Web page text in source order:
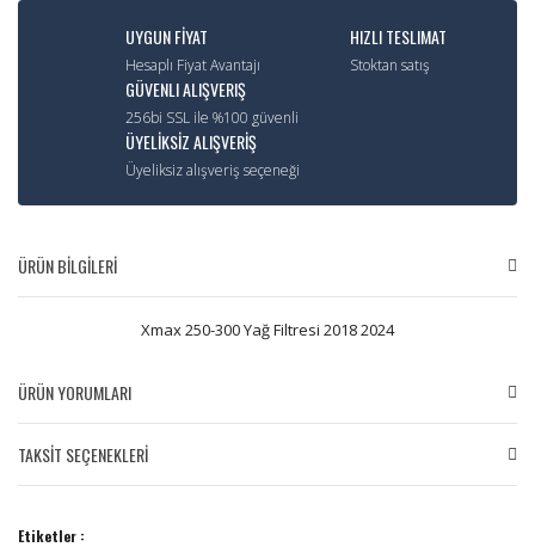
UYGUN FİYAT
Hesaplı Fiyat Avantajı
HIZLI TESLIMAT
Stoktan satış
GÜVENLI ALIŞVERIŞ
256bi SSL ile %100 güvenli
ÜYELİKSİZ ALIŞVERİŞ
Üyeliksiz alışveriş seçeneği
ÜRÜN BİLGİLERİ
Xmax 250-300 Yağ Filtresi 2018 2024
ÜRÜN YORUMLARI
TAKSİT SEÇENEKLERİ
Etiketler :